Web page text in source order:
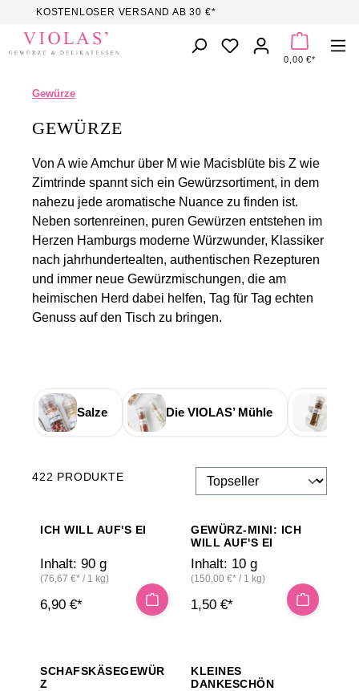
Willkommen
Screenreader
Barrierefreiheit
Tastenkombination
Screenreader,
Navigieren
Zum Hauptinhalt springen
KOSTENLOSER VERSAND AB 30 €*
DU HAST 0
0,00 €*
Gewürze
GEWÜRZE
Von A wie Amchur über M wie Macisblüte bis Z wie
Zimtrinde spannt sich ein Gewürzsortiment, in dem
nahezu jede aromatische Nuance zu finden ist.
Neben sortenreinen, puren Gewürzen entstehen im
Herzen Hamburgs moderne Würzwunder, Klassiker
nach jahrhundertealten, authentischen Rezepturen
und immer neue Gewürzmischungen, die am
heimischen Herd dabei helfen, Tag für Tag echten
Genuss auf den Tisch zu bringen.
Salze Die VIOLAS’ Mühle
422 PRODUKTE
ICH WILL AUF'S EI
Inhalt: 90 g
(76,67 €* / 1 kg)
6,90 €*
GEWÜRZ-MINI: ICH
WILL AUF'S EI
Inhalt: 10 g
(150,00 €* / 1 kg)
1,50 €*
SCHAFSKÄSEGEWÜR
Z
KLEINES
DANKESCHÖN